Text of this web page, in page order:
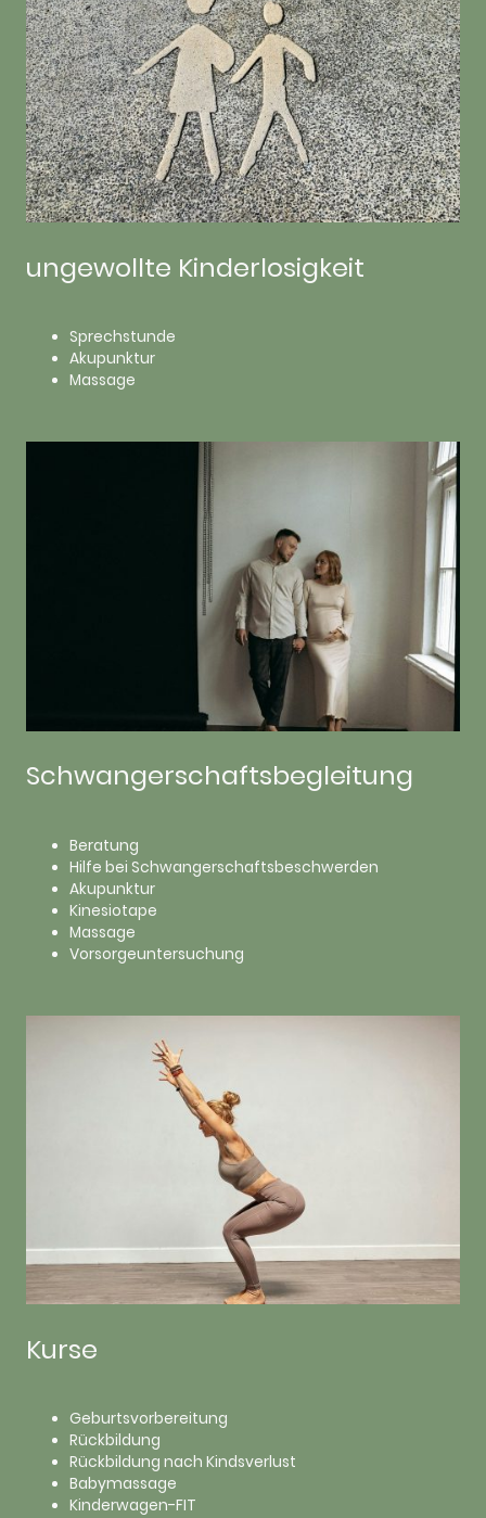
ungewollte Kinderlosigkeit
Sprechstunde
Akupunktur
Massage
Schwangerschaftsbegleitung
Beratung
Hilfe bei Schwangerschaftsbeschwerden
Akupunktur
Kinesiotape
Massage
Vorsorgeuntersuchung
Kurse
Geburtsvorbereitung
Rückbildung
Rückbildung nach Kindsverlust
Babymassage
Kinderwagen-FIT